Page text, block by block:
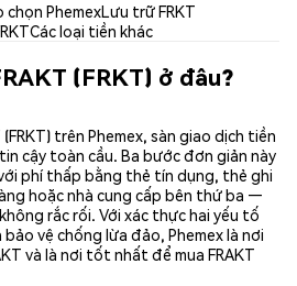
chọn PhemexLưu trữ FRKT
Các loại tiền khác
(FRKT) ở đâu?
(FRKT) trên Phemex, sàn giao dịch tiền
cậy toàn cầu. Ba bước đơn giản này
phí thấp bằng thẻ tín dụng, thẻ ghi
hoặc nhà cung cấp bên thứ ba —
rắc rối. Với xác thực hai yếu tố
vệ chống lừa đảo, Phemex là nơi
và là nơi tốt nhất để mua FRAKT